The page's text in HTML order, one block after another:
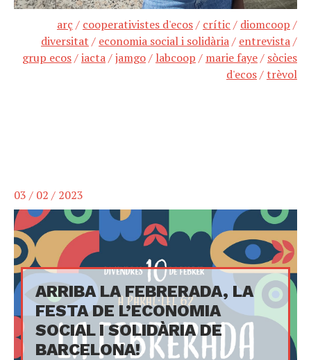
arç / cooperativistes d'ecos/ crític / diomcoop /
diversitat / economia social i solidària/ entrevista/
grup ecos/iacta/jamgo/ labcoop / marie faye/ sòcies
d'ecos/trèvol
03 / 02 / 2023
ARRIBA LA FEBRERADA, LA
FESTA DE L’ECONOMIA
SOCIAL I SOLIDÀRIA DE
BARCELONA!